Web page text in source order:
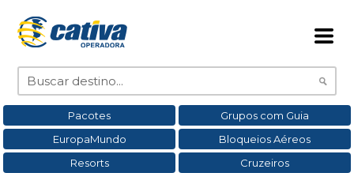
Pacotes
Grupos com Guia
EuropaMundo
Bloqueios Aéreos
Resorts
Cruzeiros